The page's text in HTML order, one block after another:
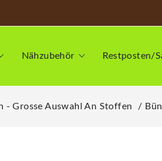
Nähzubehör Restposten/
- Grosse Auswahl An Stoffen